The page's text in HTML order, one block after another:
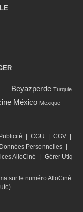
Beyazperde Turquie
México Mexique
| CGU | CGV |
Données Personnelles |
AlloCiné | Gérer Utiq
sur le numéro AlloCiné :